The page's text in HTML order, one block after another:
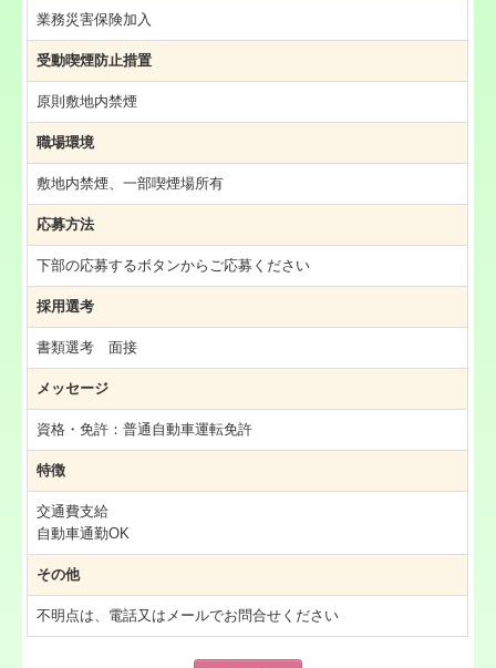
業務災害保険加入
受動喫煙防止措置
原則敷地内禁煙
職場環境
敷地内禁煙、一部喫煙場所有
応募方法
下部の応募するボタンからご応募ください
採用選考
書類選考 面接
メッセージ
資格・免許：普通自動車運転免許
特徴
交通費支給
自動車通勤OK
その他
不明点は、電話又はメールでお問合せください